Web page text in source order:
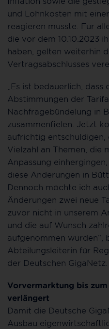
und Lohnkosten mit
reagieren musste. Für
die vor dem 10.10.2023
haben, gelten weiterhin
Vertragsabschlusses
„Es ist bedauerlich, dass
Abstimmungen der
Nachfragebündelung in
zusammenfielen. Jetzt
aufrichtig entschuldigen,
Vielzahl an Themen, die
Anpassung
diese Änderungen in
Dennoch möchte ich
Änderungen zwei neue
zuvor nicht in unserem
und die auf Wunsch
aufgenommen wurden“,
Abteilungsleiterin für
der Deutschen GigaNetz.
Vorvermarktung bis
verlängert
Damit die Deutsche
Ausbau